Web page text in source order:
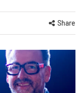
Share